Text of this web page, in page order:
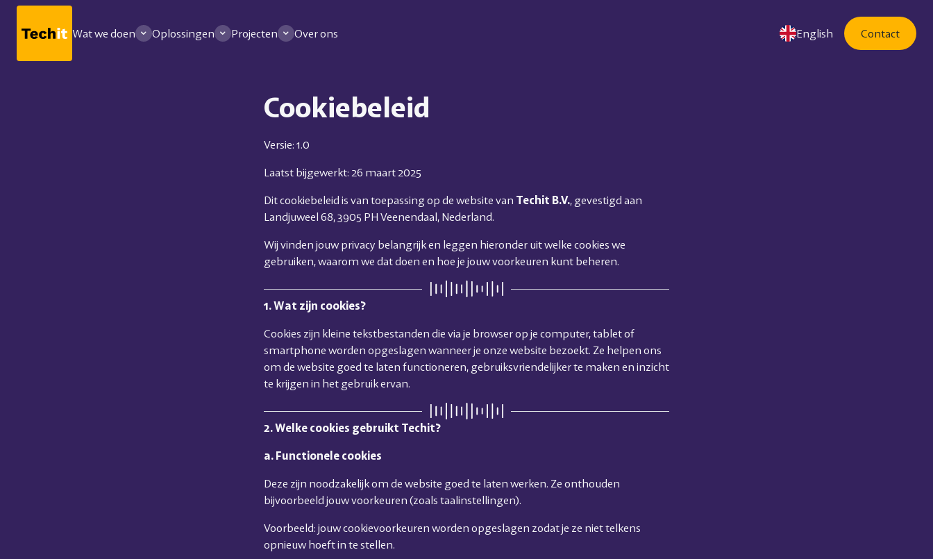
Wat we doen Oplossingen Projecten Over ons English Contact
Cookiebeleid
Versie: 1.0
Laatst bijgewerkt: 26 maart 2025
Dit cookiebeleid is van toepassing op de website van Techit B.V., gevestigd aan
Landjuweel 68, 3905 PH Veenendaal, Nederland.
Wij vinden jouw privacy belangrijk en leggen hieronder uit welke cookies we
gebruiken, waarom we dat doen en hoe je jouw voorkeuren kunt beheren.
1. Wat zijn cookies?
Cookies zijn kleine tekstbestanden die via je browser op je computer, tablet of
smartphone worden opgeslagen wanneer je onze website bezoekt. Ze helpen ons
om de website goed te laten functioneren, gebruiksvriendelijker te maken en inzicht
te krijgen in het gebruik ervan.
2. Welke cookies gebruikt Techit?
a. Functionele cookies
Deze zijn noodzakelijk om de website goed te laten werken. Ze onthouden
bijvoorbeeld jouw voorkeuren (zoals taalinstellingen).
Voorbeeld: jouw cookievoorkeuren worden opgeslagen zodat je ze niet telkens
opnieuw hoeft in te stellen.